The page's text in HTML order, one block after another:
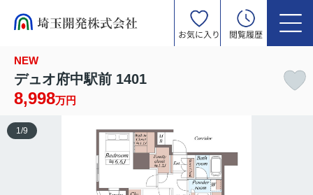
お気に入り 閲覧履歴
NEW
デュオ府中駅前 1401
8,998万円
1 /9